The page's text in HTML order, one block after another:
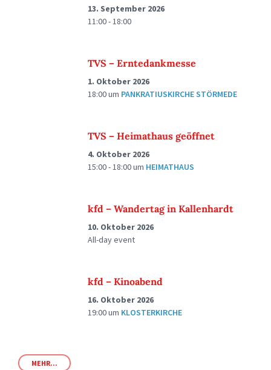
13. September 2026
11:00 - 18:00
TVS – Erntedankmesse
1. Oktober 2026
18:00um PANKRATIUSKIRCHE STÖRMEDE
TVS – Heimathaus geöffnet
4. Oktober 2026
15:00 - 18:00um HEIMATHAUS
kfd – Wandertag in Kallenhardt
10. Oktober 2026
All-day event
kfd – Kinoabend
16. Oktober 2026
19:00um KLOSTERKIRCHE
MEHR...